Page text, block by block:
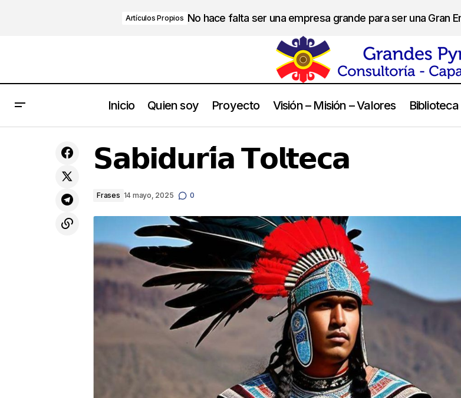
Artículos Propios No hace falta ser una empresa grande para ser una Gran
Inicio Quien soy Proyecto Visión – Misión – Valores
Hazte responsable de tu felicidad𝗦𝗮𝗯𝗶𝗱𝘂𝗿𝗶́𝗮 𝗧𝗼𝗹𝘁𝗲𝗰𝗮
Frases 14 mayo, 2025 0